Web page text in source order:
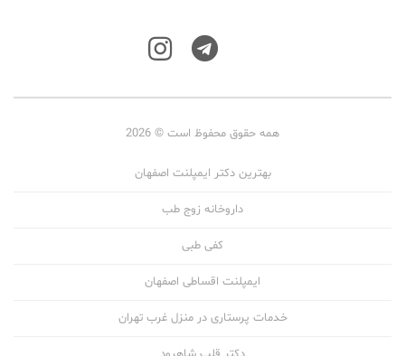
همه حقوق محفوظ است © 2026
بهترین دکتر ایمپلنت اصفهان
داروخانه زوج طب
کفی طبی
ایمپلنت اقساطی اصفهان
خدمات پرستاری در منزل غرب تهران